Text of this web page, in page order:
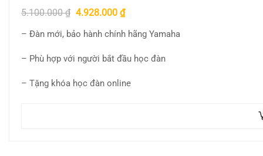
5.100.000₫ 4.928.000 ₫
– Đàn mới, bảo hành chính hãng Yamaha
– Phù hợp với người bắt đầu học đàn
– Tặng khóa học đàn online